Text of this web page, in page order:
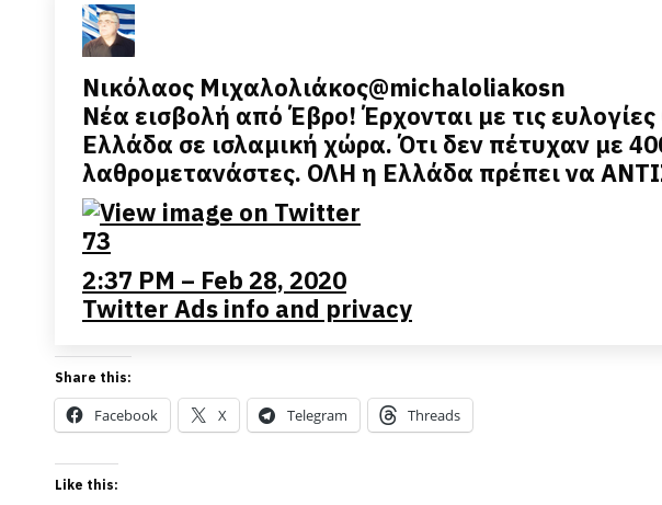
Νικόλαος Μιχαλολιάκος@michaloliakosn
Νέα εισβολή από Έβρο! Έρχονται με τις
Ελλάδα σε ισλαμική χώρα. Ότι δεν πέτυχαν με
λαθρομετανάστες. ΟΛΗ η Ελλάδα πρέπει να
73
2:37 PM – Feb 28, 2020
Twitter Ads info and privacy
Share this:
Facebook X Telegram Threads
Like this: